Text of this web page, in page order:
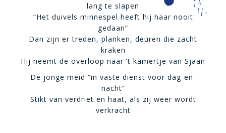
lang te slapen
“Het duivels minnespel heeft hij haar nooit
gedaan”
Dan zijn er treden, planken, deuren die zacht
kraken
Hij neemt de overloop naar ’t kamertje van Sjaan
De jonge meid “in vaste dienst voor dag-en-
nacht”
Stikt van verdriet en haat, als zij weer wordt
verkracht